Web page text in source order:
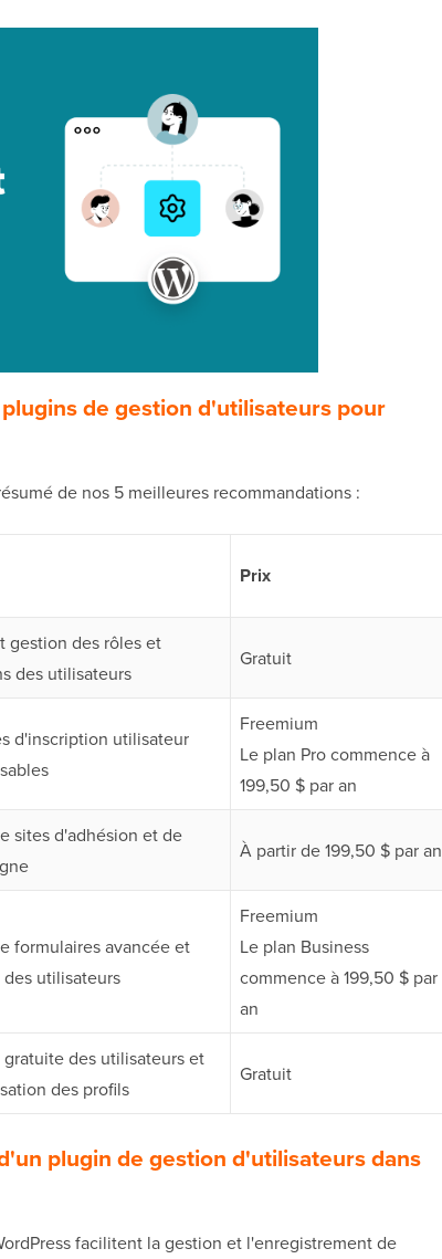
de gestion d'utilisateurs pour
de nos 5 meilleures recommandations :
Prix
gestion des rôles et
des utilisateurs
Gratuit
d'inscription utilisateur
Freemium
Le plan Pro commence à
199,50 $ par an
sites d'adhésion et de
À partir de 199,50 $ par an
formulaires avancée et
utilisateurs
Freemium
Le plan Business
commence à 199,50 $ par
an
des utilisateurs et
des profils
Gratuit
plugin de gestion d'utilisateurs dans
facilitent la gestion et l'enregistrement de